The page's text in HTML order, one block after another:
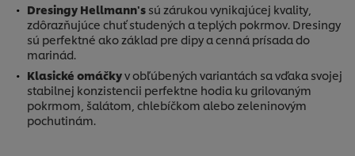
Dresingy Hellmann's sú zárukou vynikajúcej kvality,
zdôrazňujúce chuť studených a teplých pokrmov. Dresingy
sú perfektné ako základ pre dipy a cenná prísada do
marinád.
Klasické omáčkyv obľúbených variantách sa vďaka svojej
stabilnej konzistencii perfektne hodia ku grilovaným
pokrmom, šalátom, chlebíčkom alebo zeleninovým
pochutinám.